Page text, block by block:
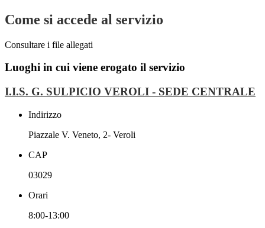
Come si accede al servizio
Consultare i file allegati
Luoghi in cui viene erogato il servizio
I.I.S. G. SULPICIO VEROLI - SEDE CENTRALE
Indirizzo
Piazzale V. Veneto, 2- Veroli
CAP
03029
Orari
8:00-13:00